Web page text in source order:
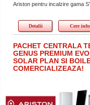
Ariston pentru incalzire gama
Detalii Cere
PACHET CENTRALA
GENUS PREMIUM
SOLAR PLAN SI
COMERCIALIZEAZA!